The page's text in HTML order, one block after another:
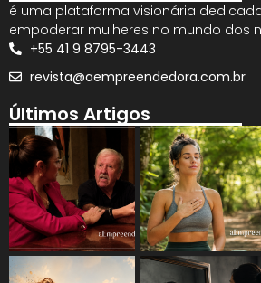
é uma plataforma visionária
empoderar mulheres no mundo dos
+55 41 9 8795-3443
revista@aempreendedora.com.br
Últimos Artigos